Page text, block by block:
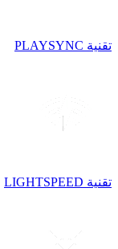
تقنية PLAYSYNC
تقنية LIGHTSPEED